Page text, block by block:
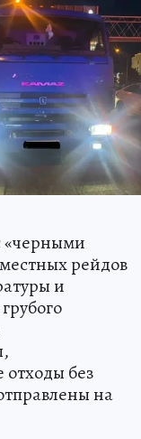
«черными
рейдов
и
без
на